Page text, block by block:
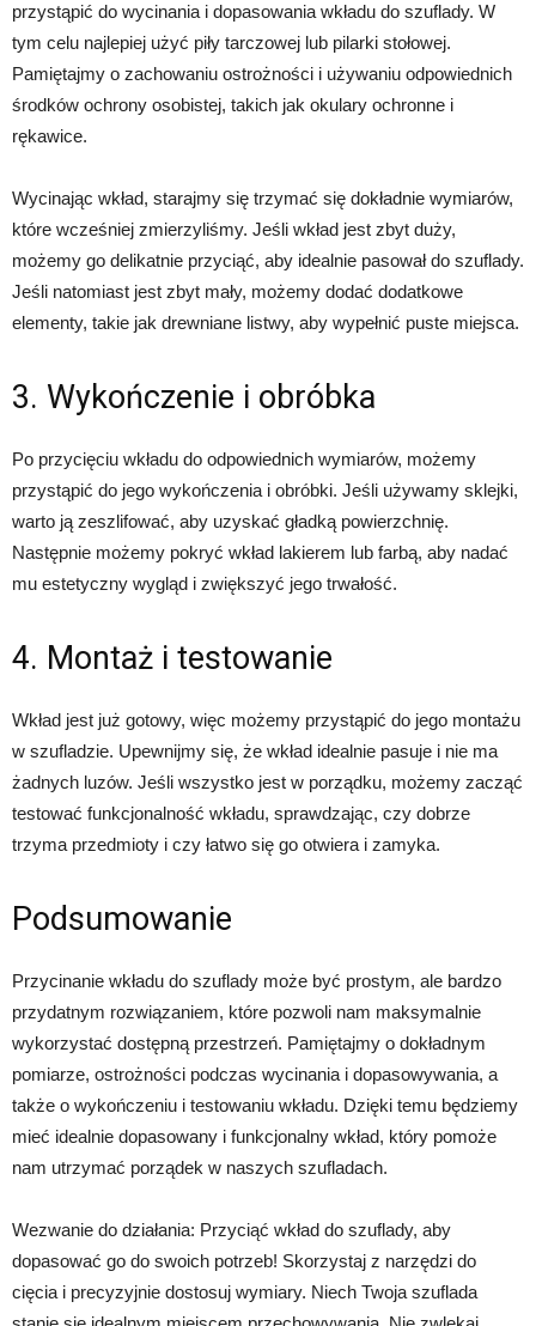
przystąpić do wycinania i dopasowania wkładu do szuflady. W
tym celu najlepiej użyć piły tarczowej lub pilarki stołowej.
Pamiętajmy o zachowaniu ostrożności i używaniu odpowiednich
środków ochrony osobistej, takich jak okulary ochronne i
rękawice.
Wycinając wkład, starajmy się trzymać się dokładnie wymiarów,
które wcześniej zmierzyliśmy. Jeśli wkład jest zbyt duży,
możemy go delikatnie przyciąć, aby idealnie pasował do szuflady.
Jeśli natomiast jest zbyt mały, możemy dodać dodatkowe
elementy, takie jak drewniane listwy, aby wypełnić puste miejsca.
3. Wykończenie i obróbka
Po przycięciu wkładu do odpowiednich wymiarów, możemy
przystąpić do jego wykończenia i obróbki. Jeśli używamy sklejki,
warto ją zeszlifować, aby uzyskać gładką powierzchnię.
Następnie możemy pokryć wkład lakierem lub farbą, aby nadać
mu estetyczny wygląd i zwiększyć jego trwałość.
4. Montaż i testowanie
Wkład jest już gotowy, więc możemy przystąpić do jego montażu
w szufladzie. Upewnijmy się, że wkład idealnie pasuje i nie ma
żadnych luzów. Jeśli wszystko jest w porządku, możemy zacząć
testować funkcjonalność wkładu, sprawdzając, czy dobrze
trzyma przedmioty i czy łatwo się go otwiera i zamyka.
Podsumowanie
Przycinanie wkładu do szuflady może być prostym, ale bardzo
przydatnym rozwiązaniem, które pozwoli nam maksymalnie
wykorzystać dostępną przestrzeń. Pamiętajmy o dokładnym
pomiarze, ostrożności podczas wycinania i dopasowywania, a
także o wykończeniu i testowaniu wkładu. Dzięki temu będziemy
mieć idealnie dopasowany i funkcjonalny wkład, który pomoże
nam utrzymać porządek w naszych szufladach.
Wezwanie do działania: Przyciąć wkład do szuflady, aby
dopasować go do swoich potrzeb! Skorzystaj z narzędzi do
cięcia i precyzyjnie dostosuj wymiary. Niech Twoja szuflada